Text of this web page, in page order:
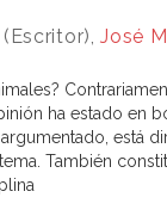
(Escritor),José
ha estado en
está
También